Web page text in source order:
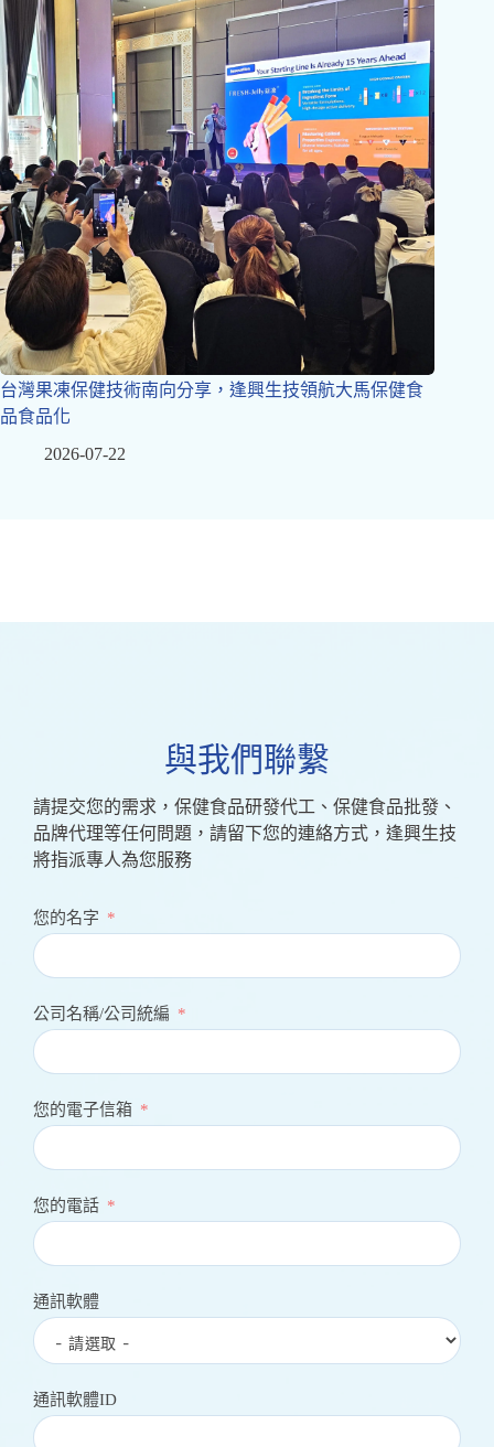
台灣果凍保健技術南向分享，逢興生技領航大馬保健食
品食品化
2026-07-22
與我們聯繫
請提交您的需求，保健食品研發代工、保健食品批發、
品牌代理等任何問題，請留下您的連絡方式，逢興生技
將指派專人為您服務
您的名字
公司名稱/公司統編
您的電子信箱
您的電話
通訊軟體
通訊軟體ID